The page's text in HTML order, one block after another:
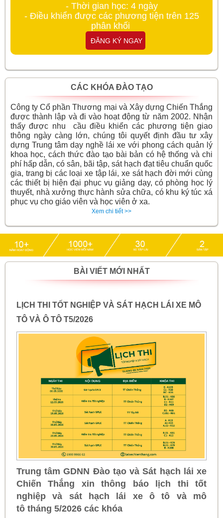
- Thời gian học: 4 ngày
- Điều khiển được các phương tiện trên 125
phân khối
ĐĂNG KÝ NGAY
CÁC KHÓA ĐÀO TẠO
Công ty Cổ phần Thương mại và Xây dựng Chiến Thắng
được thành lập và đi vào hoạt động từ năm 2002. Nhận
thấy được nhu cầu điều khiển các phương tiện giao
thông ngày càng lớn, chúng tôi quyết định đầu tư xây
dựng Trung tâm dạy nghề lái xe với phong cách quản lý
khoa học, cách thức đào tạo bài bản có hệ thống và chi
phí hấp dẫn, có sân, bãi tập, sát hạch đạt tiêu chuẩn quốc
gia, trang bị các loại xe tập lái, xe sát hạch đời mới cùng
các thiết bị hiện đại phục vụ giảng dạy, có phòng học lý
thuyết, nhà xưởng thực hành sửa chữa, có khu ký túc xá
phục vụ cho giáo viên và học viên ở xa.
Xem chi tiết >>
BÀI VIẾT MỚI NHẤT
LỊCH THI TỐT NGHIỆP VÀ SÁT HẠCH LÁI XE MÔ
TÔ VÀ Ô TÔ T5/2026
Trung tâm GDNN Đào tạo và Sát hạch lái xe
Chiến Thắng xin thông báo lịch thi tốt
nghiệp và sát hạch lái xe ô tô và mô
tô tháng 5/2026 các khóa